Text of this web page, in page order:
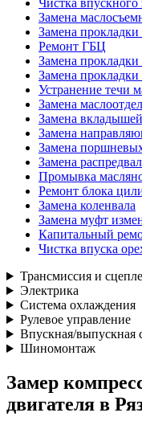
Чистка впускного
Замена
Замена
Ремонт ГБЦ
Замена
Замена прокладки
Устранение течи
Замена
Замена
Замена
Замена
Замена
Промывка
Ремонт блока
Замена коленвала
Замена муфт
Капитальный
Чистка впуска
Трансмиссия и
Электрика
Система охлаждения
Рулевое управление
Впускная/выпускная
Шиномонтаж
Замер
двигателя в